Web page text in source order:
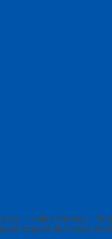
: – kolam renang –
request dari anda.